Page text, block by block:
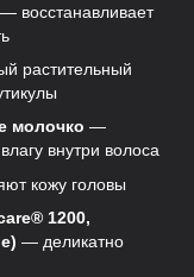
— восстанавливает
растительный
молочко —
внутри волоса
кожу головы
1200,
— деликатно